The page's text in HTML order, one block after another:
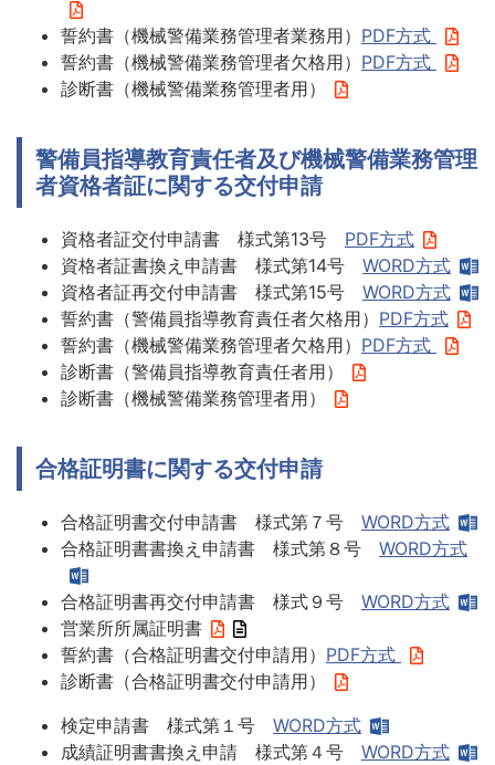
誓約書（機械警備業務管理者業務用） PDF方式
誓約書（機械警備業務管理者欠格用） PDF方式
診断書（機械警備業務管理者用）
警備員指導教育責任者及び機械警備業務管理
者資格者証に関する交付申請
資格者証交付申請書 様式第13号 PDF方式
資格者証書換え申請書 様式第14号 WORD方式
資格者証再交付申請書 様式第15号 WORD方式
誓約書（警備員指導教育責任者欠格用） PDF方式
誓約書（機械警備業務管理者欠格用） PDF方式
診断書（警備員指導教育責任者用）
診断書（機械警備業務管理者用）
合格証明書に関する交付申請
合格証明書交付申請書 様式第７号 WORD方式
合格証明書書換え申請書 様式第８号 WORD方式
合格証明書再交付申請書 様式９号 WORD方式
営業所所属証明書
誓約書（合格証明書交付申請用） PDF方式
診断書（合格証明書交付申請用）
検定申請書 様式第１号 WORD方式
成績証明書書換え申請 様式第４号 WORD方式